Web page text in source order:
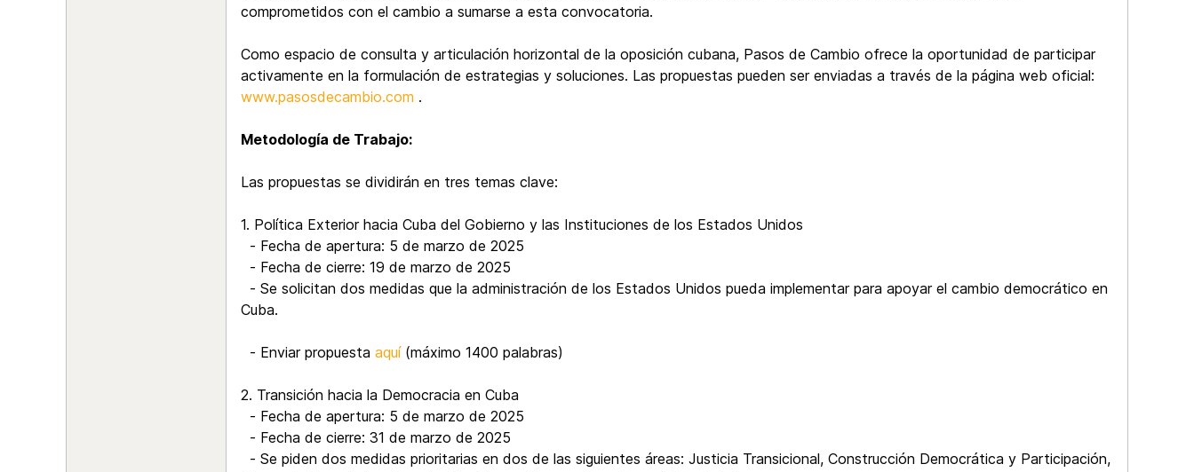
comprometidos con el cambio a sumarse a esta convocatoria.
Como espacio de consulta y articulación horizontal de la oposición cubana, Pasos de Cambio ofrece la oportunidad de participar
activamente en la formulación de estrategias y soluciones. Las propuestas pueden ser enviadas a través de la página web oficial:
www.pasosdecambio.com .
Metodología de Trabajo:
Las propuestas se dividirán en tres temas clave:
1. Política Exterior hacia Cuba del Gobierno y las Instituciones de los Estados Unidos
- Fecha de apertura: 5 de marzo de 2025
- Fecha de cierre: 19 de marzo de 2025
- Se solicitan dos medidas que la administración de los Estados Unidos pueda implementar para apoyar el cambio democrático en
Cuba.
- Enviar propuesta aquí(máximo 1400 palabras)
2. Transición hacia la Democracia en Cuba
- Fecha de apertura: 5 de marzo de 2025
- Fecha de cierre: 31 de marzo de 2025
- Se piden dos medidas prioritarias en dos de las siguientes áreas: Justicia Transicional, Construcción Democrática y Participación,